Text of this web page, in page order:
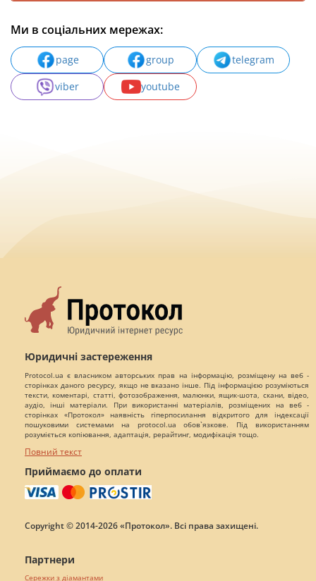
Ми в соціальних мережах:
page group
telegram
viber
youtube
Юридичні застереження
Protocol.ua є власником авторських прав на інформацію, розміщену на веб -
сторінках даного ресурсу, якщо не вказано інше. Під інформацією розуміються
тексти, коментарі, статті, фотозображення, малюнки, ящик-шота, скани, відео,
аудіо, інші матеріали. При використанні матеріалів, розміщених на веб -
сторінках «Протокол» наявність гіперпосилання відкритого для індексації
пошуковими системами на protocol.ua обов`язкове. Під використанням
розуміється копіювання, адаптація, рерайтинг, модифікація тощо.
Повний текст
Приймаємо до оплати
Copyright © 2014-2026 «Протокол». Всі права захищені.
Партнери
Сережки з діамантами